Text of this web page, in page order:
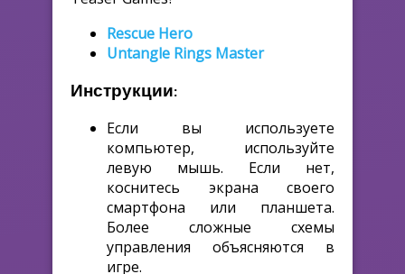
Rescue Hero
Untangle Rings Master
Инструкции:
Если вы используете
компьютер, используйте
левую мышь. Если нет,
коснитесь экрана своего
смартфона или планшета.
Более сложные схемы
управления объясняются в
игре.